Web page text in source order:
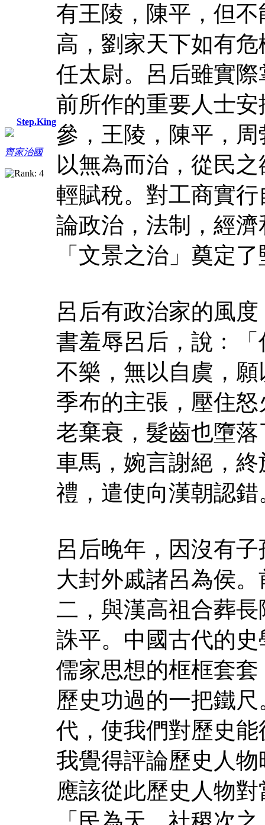
Step.King
齊家治國
有王陵，陳平，但
高，劉家天下如有
任太尉。呂后雖實
前所作的重要人士
參，王陵，陳平，
以無為而治，從民
輕賦稅。對工商實
論政治，法制，經
「文景之治」奠定
呂后有政治家的風
書羞辱呂后，說﹕
不樂，無以自虞，
季布的主張，壓住
老棄衰，髮齒也墮
車馬，婉言謝絕，
禮，遣使向漢朝認錯
呂后晚年，因沒有
大封外戚諸呂為侯
二，與漢高祖合葬
誅平。中國古代的
儒家思想的框框套
歷史功過的一把鐵
代，使我們對歷史
我覺得評論歷史人
應該從此歷史人物